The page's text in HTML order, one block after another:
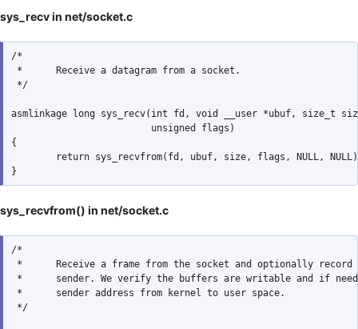
sys_recv in net/socket.c
/*
*      Receive a datagram from a socket.
*/
asmlinkage long sys_recv(int fd, void __user *ubuf, size_t
                         unsigned flags)
{
return sys_recvfrom(fd, ubuf, size, flags, NULL,
sys_recvfrom() in net/socket.c
/*
*      Receive a frame from the socket and optionally record
*      sender. We verify the buffers are writable and if
*      sender address from kernel to user space.
*/